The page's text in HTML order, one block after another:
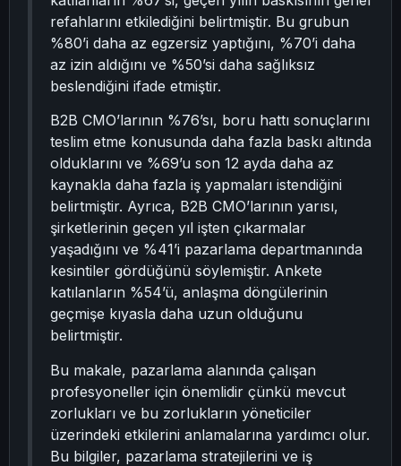
refahlarını etkilediğini belirtmiştir. Bu grubun
%80’i daha az egzersiz yaptığını, %70’i daha
az izin aldığını ve %50’si daha sağlıksız
beslendiğini ifade etmiştir.
B2B CMO’larının %76’sı, boru hattı sonuçlarını
teslim etme konusunda daha fazla baskı altında
olduklarını ve %69’u son 12 ayda daha az
kaynakla daha fazla iş yapmaları istendiğini
belirtmiştir. Ayrıca, B2B CMO’larının yarısı,
şirketlerinin geçen yıl işten çıkarmalar
yaşadığını ve %41’i pazarlama departmanında
kesintiler gördüğünü söylemiştir. Ankete
katılanların %54’ü, anlaşma döngülerinin
geçmişe kıyasla daha uzun olduğunu
belirtmiştir.
Bu makale, pazarlama alanında çalışan
profesyoneller için önemlidir çünkü mevcut
zorlukları ve bu zorlukların yöneticiler
üzerindeki etkilerini anlamalarına yardımcı olur.
Bu bilgiler, pazarlama stratejilerini ve iş